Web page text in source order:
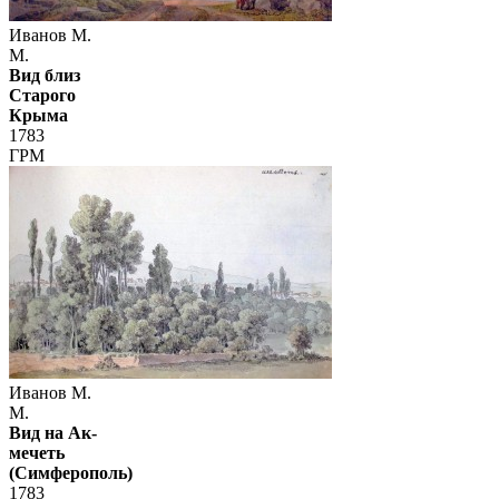
Иванов М.
М.
Вид близ
Старого
Крыма
1783
ГРМ
Иванов М.
М.
Вид на Ак-
мечеть
(Симферополь)
1783